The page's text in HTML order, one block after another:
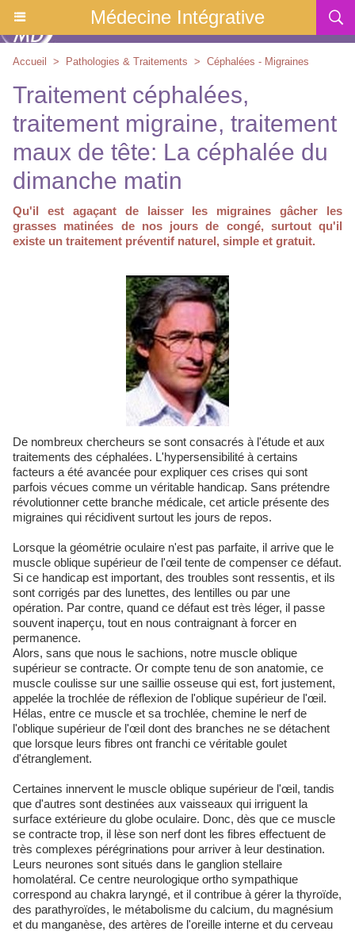
Médecine Intégrative
Accueil > Pathologies & Traitements > Céphalées - Migraines
Traitement céphalées,
traitement migraine, traitement
maux de tête: La céphalée du
dimanche matin
Qu'il est agaçant de laisser les migraines gâcher les
grasses matinées de nos jours de congé, surtout qu'il
existe un traitement préventif naturel, simple et gratuit.
De nombreux chercheurs se sont consacrés à l'étude et aux
traitements des céphalées. L'hypersensibilité à certains
facteurs a été avancée pour expliquer ces crises qui sont
parfois vécues comme un véritable handicap. Sans prétendre
révolutionner cette branche médicale, cet article présente des
migraines qui récidivent surtout les jours de repos.
Lorsque la géométrie oculaire n'est pas parfaite, il arrive que le
muscle oblique supérieur de l'œil tente de compenser ce défaut.
Si ce handicap est important, des troubles sont ressentis, et ils
sont corrigés par des lunettes, des lentilles ou par une
opération. Par contre, quand ce défaut est très léger, il passe
souvent inaperçu, tout en nous contraignant à forcer en
permanence.
Alors, sans que nous le sachions, notre muscle oblique
supérieur se contracte. Or compte tenu de son anatomie, ce
muscle coulisse sur une saillie osseuse qui est, fort justement,
appelée la trochlée de réflexion de l'oblique supérieur de l'œil.
Hélas, entre ce muscle et sa trochlée, chemine le nerf de
l'oblique supérieur de l'œil dont des branches ne se détachent
que lorsque leurs fibres ont franchi ce véritable goulet
d'étranglement.
Certaines innervent le muscle oblique supérieur de l'œil, tandis
que d'autres sont destinées aux vaisseaux qui irriguent la
surface extérieure du globe oculaire. Donc, dès que ce muscle
se contracte trop, il lèse son nerf dont les fibres effectuent de
très complexes pérégrinations pour arriver à leur destination.
Leurs neurones sont situés dans le ganglion stellaire
homolatéral. Ce centre neurologique ortho sympathique
correspond au chakra laryngé, et il contribue à gérer la thyroïde,
des parathyroïdes, le métabolisme du calcium, du magnésium
et du manganèse, des artères de l'oreille interne et du cerveau